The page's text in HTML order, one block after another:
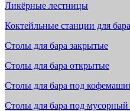
Ликёрные лестницы
Коктейльные станции для бара
Столы для бара закрытые
Столы для бара открытые
Столы для бара под
Столы для бара под мусорный